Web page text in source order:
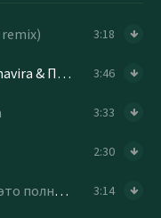
remix) 3:18
Pra(Killa'Gramm), Тихон Makhavira & Поллиужелегче 3:46
3:33
2:30
пиздец 3:14